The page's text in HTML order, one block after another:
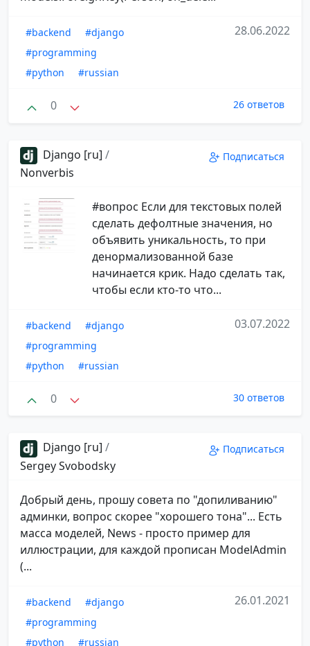
#backend
#django
#programming
#python
#russian
28.06.2022
0 26 ответов
Django [ru] /
Nonverbis
Подписаться
#вопрос Если для текстовых полей
сделать дефолтные значения, но
объявить уникальность, то при
денормализованной базе
начинается крик. Надо сделать так,
чтобы если кто-то что...
#backend
#django
#programming
#python
#russian
03.07.2022
0 30 ответов
Django [ru] /
Sergey Svobodsky
Подписаться
Добрый день, прошу совета по "допиливанию"
админки, вопрос скорее "хорошего тона"... Есть
масса моделей, News - просто пример для
иллюстрации, для каждой прописан ModelAdmin
(...
#backend
#django
#programming
#python
#russian
26.01.2021